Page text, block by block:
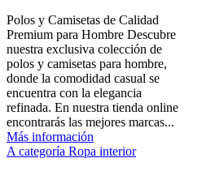
Polos y Camisetas de Calidad
Premium para Hombre Descubre
nuestra exclusiva colección de
polos y camisetas para hombre,
donde la comodidad casual se
encuentra con la elegancia
refinada. En nuestra tienda online
encontrarás las mejores marcas...
Más información
A categoría Ropa interior